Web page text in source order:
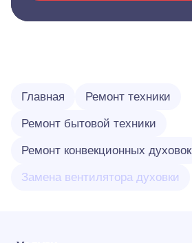
Главная Ремонт техники
Ремонт бытовой техники
Ремонт конвекционных духовок
Замена вентилятора духовки